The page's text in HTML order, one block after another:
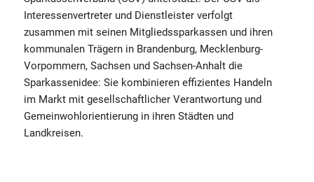
Interessenvertreter und Dienstleister verfolgt
zusammen mit seinen Mitgliedssparkassen und ihren
kommunalen Trägern in Brandenburg, Mecklenburg-
Vorpommern, Sachsen und Sachsen-Anhalt die
Sparkassenidee: Sie kombinieren effizientes Handeln
im Markt mit gesellschaftlicher Verantwortung und
Gemeinwohlorientierung in ihren Städten und
Landkreisen.